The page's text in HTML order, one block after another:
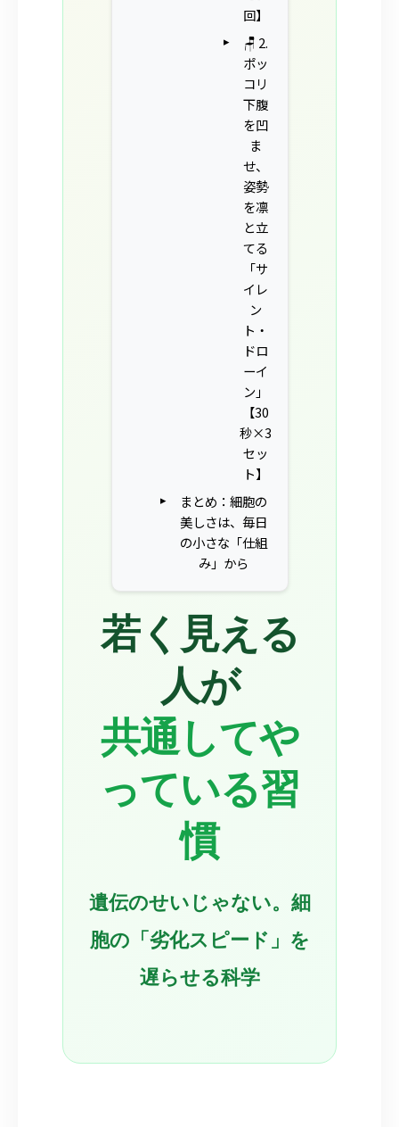
回】
🪑 2.
ポッ
コリ
下腹
を凹
ま
せ、
姿勢
を凛
と立
てる
「サ
イレ
ン
ト・
ドロ
ーイ
ン」
【30
秒×3
セッ
ト】
まとめ：細胞の
美しさは、毎日
の小さな「仕組
み」から
若く見える
人が
共通してや
っている習
慣
遺伝のせいじゃない。細
胞の「劣化スピード」を
遅らせる科学